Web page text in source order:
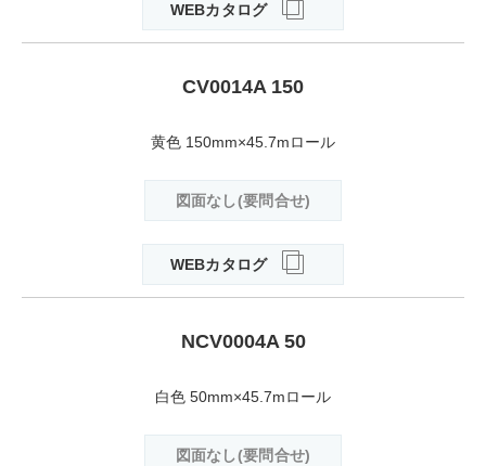
WEBカタログ
CV0014A 150
黄色 150mm×45.7mロール
図面なし(要問合せ)
WEBカタログ
NCV0004A 50
白色 50mm×45.7mロール
図面なし(要問合せ)